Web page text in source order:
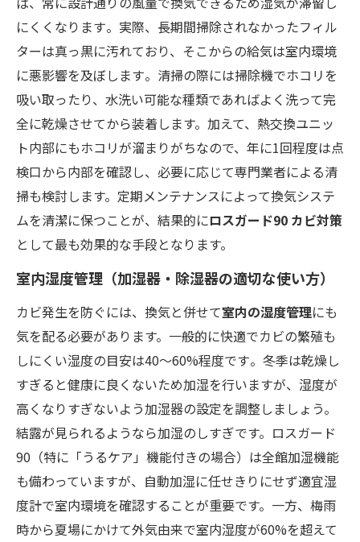
にくくなります​。実際、長期間掃除されなかったフィル
ターは真っ黒に汚れており、そこからの給気は室内環境
に悪影響を及ぼします​。清掃の際には掃除機でホコリを
吸い取ったり、水洗い可能な種類であればよく洗って完
全に乾燥させてから装着します。加えて、熱交換ユニッ
ト内部にもホコリが溜まりがちなので、年に1回程度は点
検口から内部を確認し、必要に応じて専門業者による清
掃も検討します。定期メンテナンスによって換気システ
ムを清潔に保つことが、結果的にロスガード90 カビ対策
として最も効果的な手段となります。
室内湿度管理（加湿器・除湿器の適切な使い方）
カビ発生を防ぐには、換気と併せて室内の湿度管理にも
気を配る必要があります。一般的に快適でカビの繁殖も
しにくい湿度の目安は40〜60%程度です​。冬季は乾燥し
すぎると健康に良くないため加湿を行いますが、湿度が
高くなりすぎないよう加湿器の設定を調整しましょう。
結露が見られるようなら加湿のしすぎです。ロスガード
90（特に「うるケア」機能付きの場合）は全館加湿機能
も備わっていますが、自動加湿に任せきりにせず適宜湿
度計で室内環境を確認することが重要です。一方、梅雨
時から夏場にかけて外気由来で室内湿度が60%を超えて